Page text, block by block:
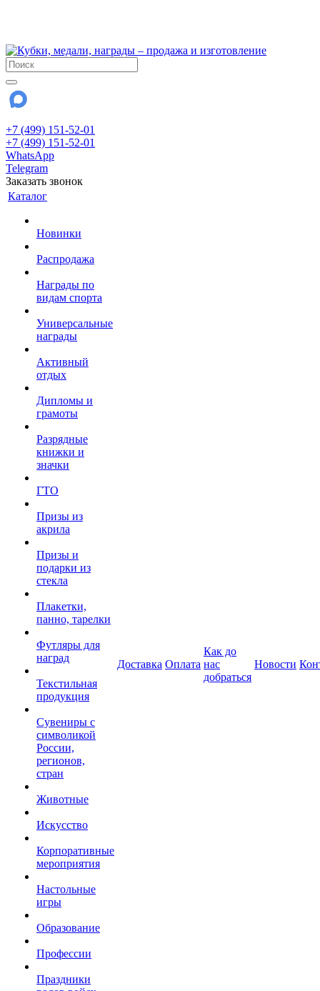
+7 (499) 151-52-01
+7 (499) 151-52-01
WhatsApp
Telegram
Заказать звонок
Каталог
Новинки
Распродажа
Награды по
видам спорта
Универсальные
награды
Активный
отдых
Дипломы и
грамоты
Разрядные
книжки и
значки
ГТО
Призы из
акрила
Призы и
подарки из
стекла
Плакетки,
панно, тарелки
Футляры для
наград
Текстильная
продукция
Сувениры с
символикой
России,
регионов,
стран
Животные
Искусство
Корпоративные
мероприятия
Настольные
игры
Образование
Профессии
Праздники
Доставка Оплата
Как до
нас
добраться
Новости